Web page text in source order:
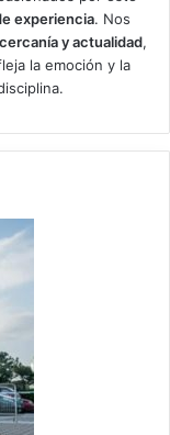
experiencia. Nos
y actualidad,
la emoción y la